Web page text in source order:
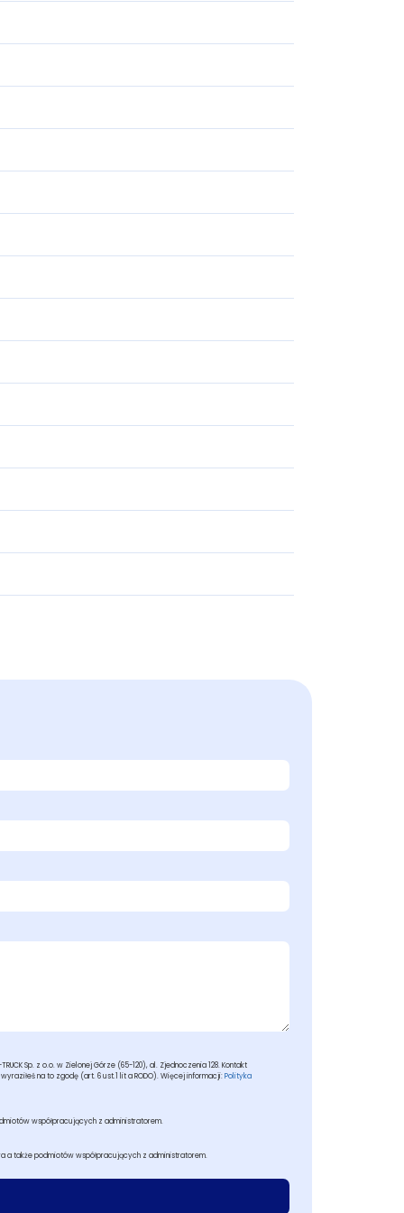
Sp. z o.o. w Zielonej Górze (65-120), al. Zjednoczenia 128. Kontakt
na to zgodę (art. 6 ust.1 lit a RODO). Więcej informacji:Polityka
współpracujących z administratorem.
a także podmiotów współpracujących z administratorem.